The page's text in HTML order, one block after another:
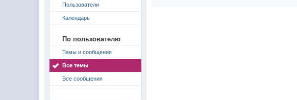
Пользователи
Календарь
По пользователю
Темы и сообщения
Все темы
Все сообщения